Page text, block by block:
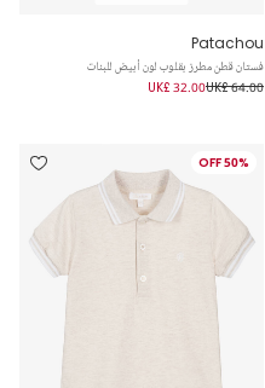
Patachou
فستان قطن مطرز بقلوب لون أبيض للبنات
UK£ 64.00
UK£ 32.00
50% OFF